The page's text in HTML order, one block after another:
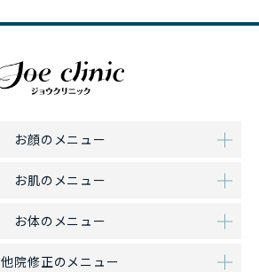
お顔のメニュー
お肌のメニュー
お体のメニュー
他院修正のメニュー